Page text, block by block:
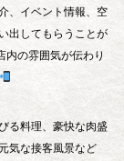
、イベント情報、空
出してもらうことが
内の雰囲気が伝わり
る料理、豪快な肉盛
気な接客風景など